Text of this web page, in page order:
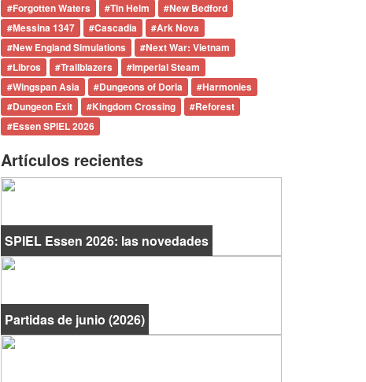
#Forgotten Waters #Tin Helm #New Bedford
#Messina 1347 #Cascadia #Ark Nova
#New England Simulations #Next War: Vietnam
#Libros #Trailblazers #Imperial Steam
#Wingspan Asia #Dungeons of Doria #Harmonies
#Dungeon Exit #Kingdom Crossing #Reforest
#Essen SPIEL 2026
Artículos recientes
SPIEL Essen 2026: las novedades
Partidas de junio (2026)